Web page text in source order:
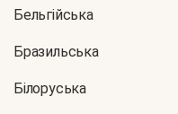
Бельгійська
Бразильська
Білоруська